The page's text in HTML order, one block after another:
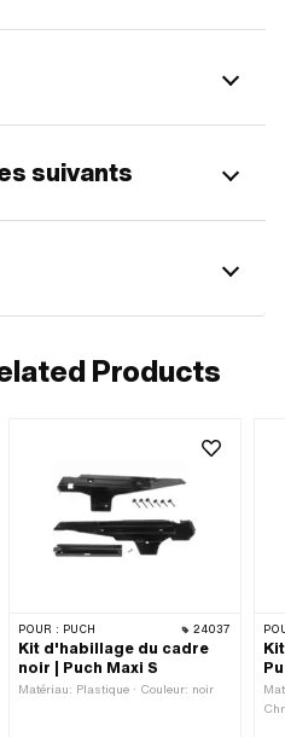
suivants
Products
POUR : PUCH 24037
Kit d'habillage du cadre
noir | Puch Maxi S
Matériau: Plastique · Couleur: noir